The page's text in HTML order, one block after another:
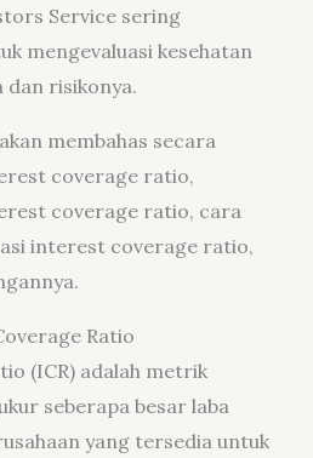
Service sering
mengevaluasi kesehatan
dan risikonya.
membahas secara
coverage ratio,
coverage ratio, cara
interest coverage ratio,
Ratio
(ICR) adalah metrik
seberapa besar laba
yang tersedia untuk